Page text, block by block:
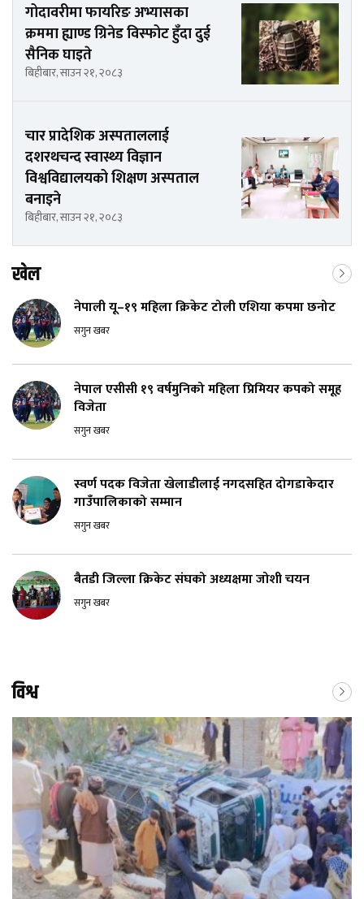
गोदावरीमा फायरिङ अभ्यासका
क्रममा ह्याण्ड ग्रिनेड विस्फोट हुँदा दुई
सैनिक घाइते
बिहीबार, साउन २१, २०८३
चार प्रादेशिक अस्पताललाई
दशरथचन्द स्वास्थ्य विज्ञान
विश्वविद्यालयको शिक्षण अस्पताल
बनाइने
बिहीबार, साउन २१, २०८३
खेल
नेपाली यू–१९ महिला क्रिकेट टोली एशिया कपमा छनोट
सगुन खबर
नेपाल एसीसी १९ वर्षमुनिको महिला प्रिमियर कपको समूह
विजेता
सगुन खबर
स्वर्ण पदक विजेता खेलाडीलाई नगदसहित दोगडाकेदार
गाउँपालिकाको सम्मान
सगुन खबर
बैतडी जिल्ला क्रिकेट संघको अध्यक्षमा जोशी चयन
सगुन खबर
विश्व